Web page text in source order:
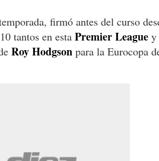
firmó antes del curso
tantos en esta Premier League y
Roy Hodgson para la Eurocopa